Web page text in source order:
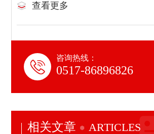
查看更多
咨询热线：
0517-86896826
相关文章 ARTICLES